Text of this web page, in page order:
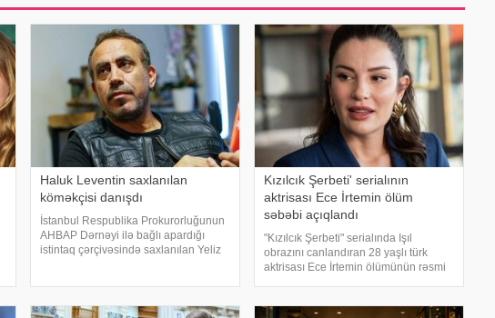
Haluk Leventin saxlanılan
köməkçisi danışdı
İstanbul Respublika Prokurorluğunun
AHBAP Dərnəyi ilə bağlı apardığı
istintaq çərçivəsində saxlanılan Yeliz
köməkçis
Kızılcık Şerbeti' serialının
aktrisası Ece İrtemin ölüm
səbəbi açıqlandı
"Kızılcık Şerbeti" serialında Işıl
obrazını canlandıran 28 yaşlı türk
aktrisası Ece İrtemin ölümünün rəsmi
Türkiyə Məhkəmə-Tibb İnstitutunun